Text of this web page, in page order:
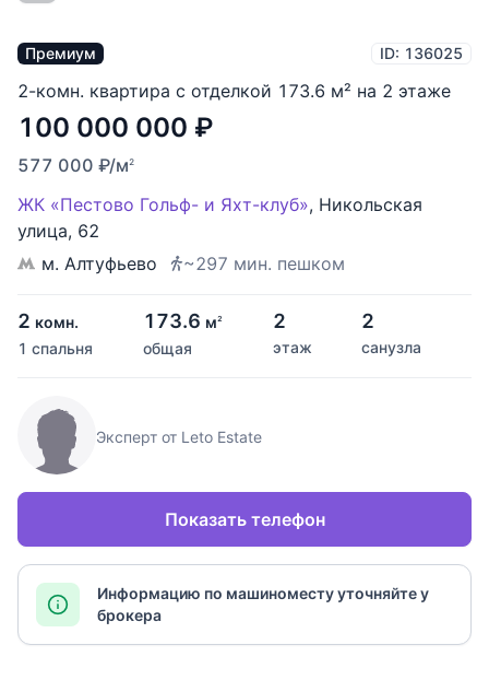
Премиум ID: 136025
2-комн. квартира с отделкой 173.6 м² на 2 этаже
100 000 000 ₽
577 000 ₽/м2
ЖК «Пестово Гольф- и Яхт-клуб», Никольская
улица, 62
м. Алтуфьево
~297 мин. пешком
2 комн.
1 спальня
173.6 м2
общая
2
этаж
2
санузла
Эксперт от Leto Estate
Показать телефон
Информацию по машиноместу уточняйте у
брокера